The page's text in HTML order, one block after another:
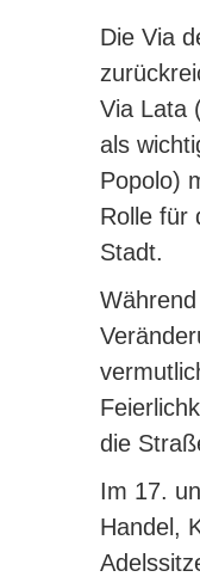
Die Via
Via Lata
als
Popolo)
Rolle für
Stadt.
die
Im 17.
Handel,